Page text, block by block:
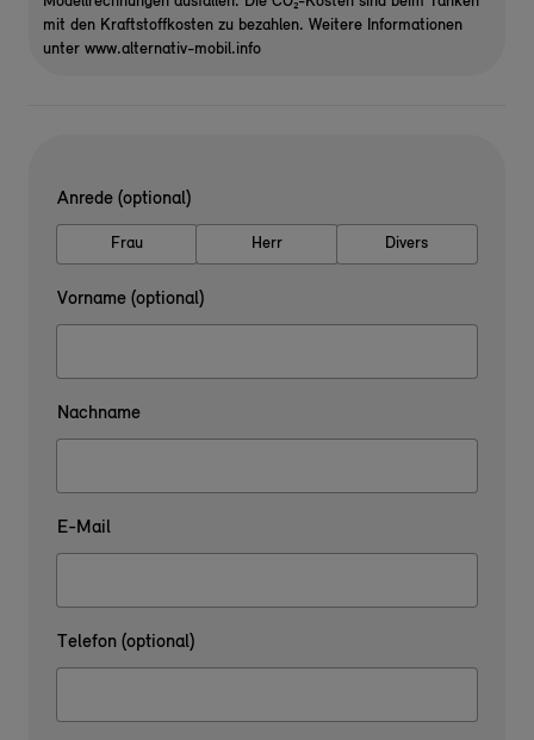
mit den Kraftstoffkosten zu bezahlen. Weitere Informationen
unter www.alternativ-mobil.info
Anrede (optional)
Frau Herr Divers
Vorname (optional)
Nachname
E-Mail
Telefon (optional)